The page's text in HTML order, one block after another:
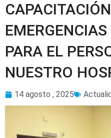
PARA EL
NUESTRO
14 agosto , 2025